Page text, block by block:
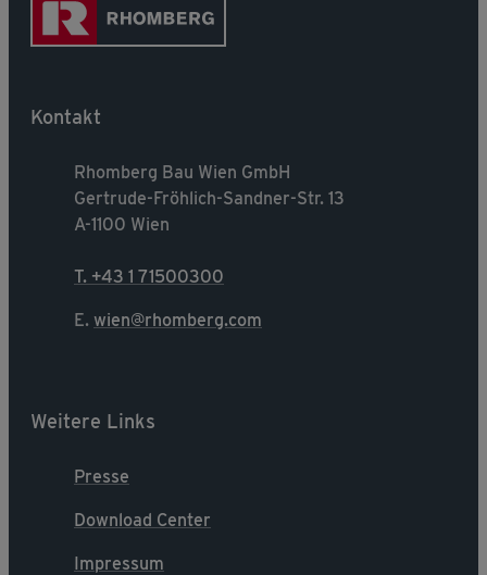
Kontakt
Rhomberg Bau Wien GmbH
Gertrude-Fröhlich-Sandner-Str. 13
A-1100 Wien
T. +43 1 71500300
E. wien@rhomberg.com
Weitere Links
Presse
Download Center
Impressum